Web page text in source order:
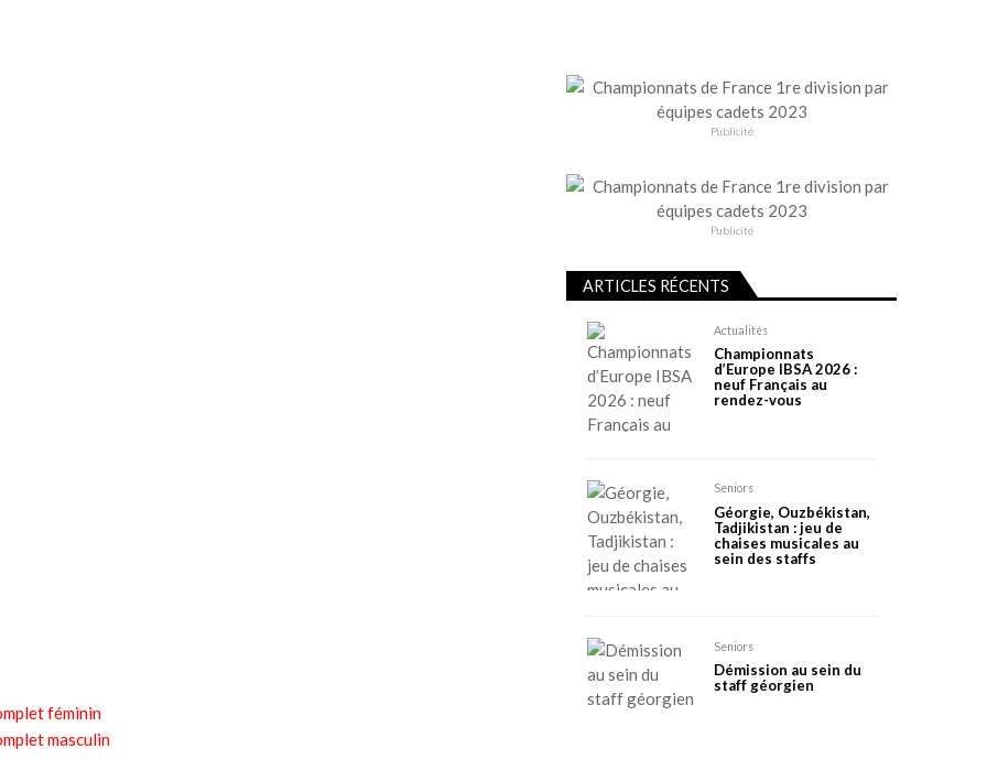
féminin
masculin
Publicité
Publicité
ARTICLES RÉCENTS
Actualités
Championnats
d’Europe IBSA 2026 :
neuf Français au
rendez-vous
Seniors
Géorgie, Ouzbékistan,
Tadjikistan : jeu de
chaises musicales au
sein des staffs
Seniors
Démission au sein du
staff géorgien